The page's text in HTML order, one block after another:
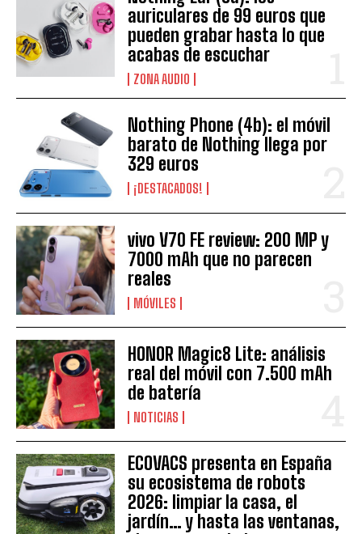
auriculares de 99 euros que
pueden grabar hasta lo que
acabas de escuchar
ZONA AUDIO
Nothing Phone (4b): el móvil
barato de Nothing llega por
329 euros
¡DESTACADOS!
vivo V70 FE review: 200 MP y
7000 mAh que no parecen
reales
MÓVILES
HONOR Magic8 Lite: análisis
real del móvil con 7.500 mAh
de batería
NOTICIAS
ECOVACS presenta en España
su ecosistema de robots
2026: limpiar la casa, el
jardín… y hasta las ventanas,